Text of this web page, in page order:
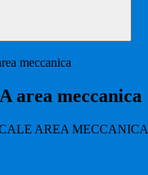
meccanica
area meccanica
AREA